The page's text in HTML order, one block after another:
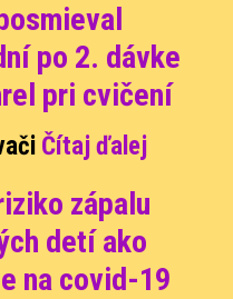
po 2. dávke
pri cvičení
Čítaj ďalej
zápalu
detí ako
na covid-19